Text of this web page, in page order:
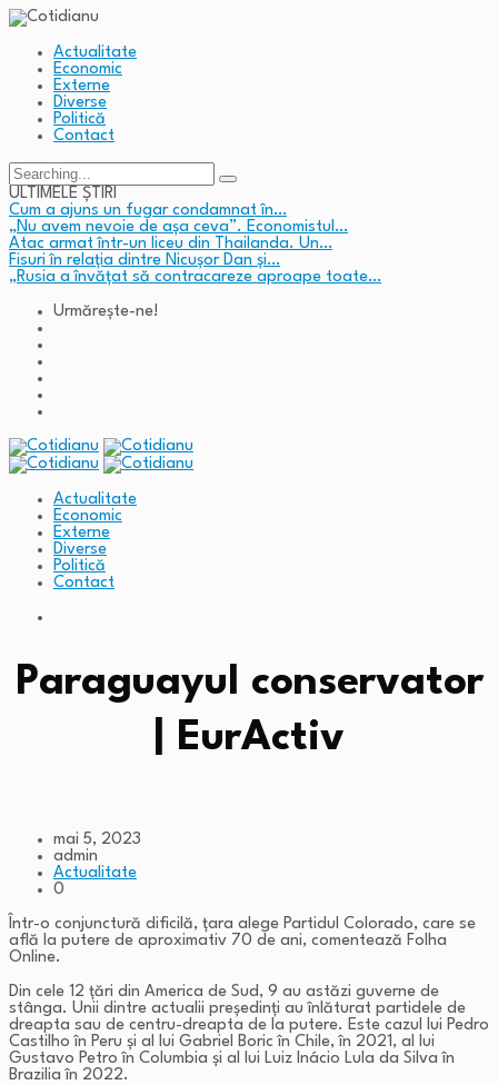
Actualitate
Economic
Externe
Diverse
Politică
Contact
Search
for:
ULTIMELE ȘTIRI
Cum a ajuns un fugar condamnat în…
„Nu avem nevoie de așa ceva”. Economistul…
Atac armat într-un liceu din Thailanda. Un…
Fisuri în relația dintre Nicușor Dan și…
„Rusia a învățat să contracareze aproape toate…
Urmărește-ne!
Actualitate
Economic
Externe
Diverse
Politică
Contact
Paraguayul conservator
| EurActiv
mai 5, 2023
admin
Actualitate
0
Într-o conjunctură dificilă, țara alege Partidul Colorado, care se
află la putere de aproximativ 70 de ani, comentează Folha
Online.
Din cele 12 țări din America de Sud, 9 au astăzi guverne de
stânga. Unii dintre actualii președinți au înlăturat partidele de
dreapta sau de centru-dreapta de la putere. Este cazul lui Pedro
Castilho în Peru și al lui Gabriel Boric în Chile, în 2021, al lui
Gustavo Petro în Columbia și al lui Luiz Inácio Lula da Silva în
Brazilia în 2022.